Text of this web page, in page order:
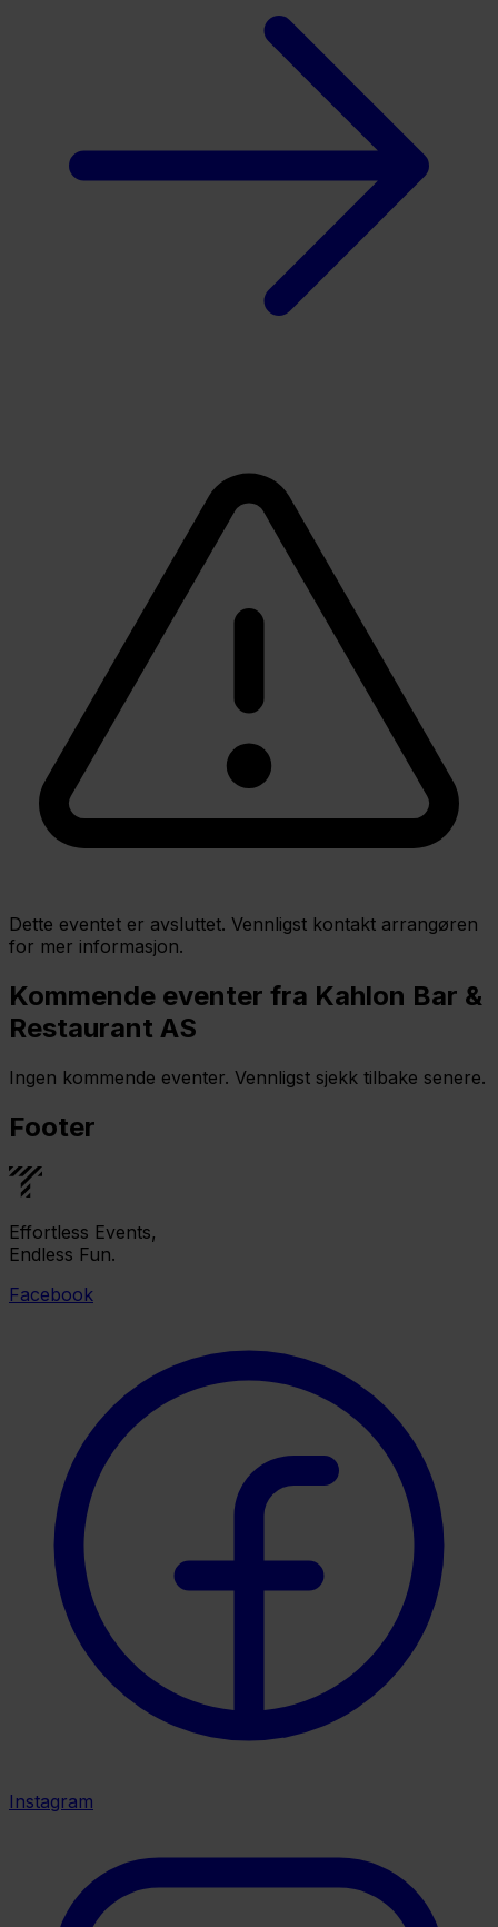
Dette eventet er avsluttet. Vennligst kontakt arrangøren
for mer informasjon.
Kommende eventer fra Kahlon Bar &
Restaurant AS
Ingen kommende eventer. Vennligst sjekk tilbake senere.
Footer
Effortless Events,
Endless Fun.
Facebook
Instagram